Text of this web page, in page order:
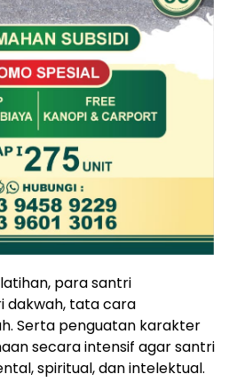
para santri
dakwah, tata cara
Serta penguatan karakter
secara intensif agar santri
spiritual, dan intelektual.